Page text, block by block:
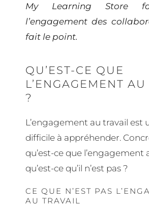
My Learning Store
l’engagement des
fait le point.
QU’EST-CE QUE
L’ENGAGEMENT AU
?
L’engagement au travail est
difficile à appréhender.
qu’est-ce que l’engagement
qu’est-ce qu’il n’est pas ?
CE QUE N’EST PAS
AU TRAVAIL